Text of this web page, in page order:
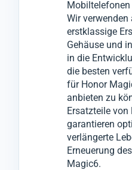
Serviceleistung,
Kompromisse
Sollten die
auf das Honor
beschränkt sein,
umgehend und
Zustimmung
anderen
Ihres Geräts Honor
durch ein
ersetzt, um die
Ihres Mobilgeräts
freigegeben.
Dieser Prozess
Reklamationen, die
Ausfallzeiten führen
Wir
erstklassige
Gehäuse und
in die
die besten
für Honor
anbieten zu
Ersatzteile von
garantieren
verlängerte
Erneuerung
Magic6.